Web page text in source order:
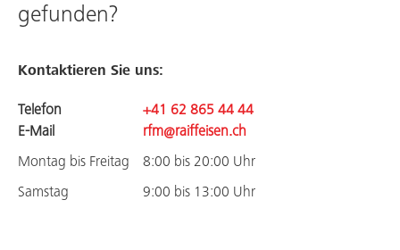
gefunden?
Kontaktieren Sie uns:
Telefon
E-Mail
+41 62 865 44 44
rfm@raiffeisen.ch
Montag bis Freitag
8:00 bis 20:00 Uhr
Samstag
9:00 bis 13:00 Uhr